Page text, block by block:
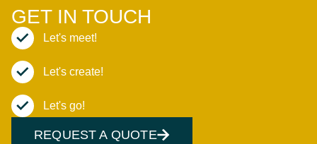
GET IN TOUCH
Let's meet!
Let's create!
Let's go!
REQUEST A QUOTE